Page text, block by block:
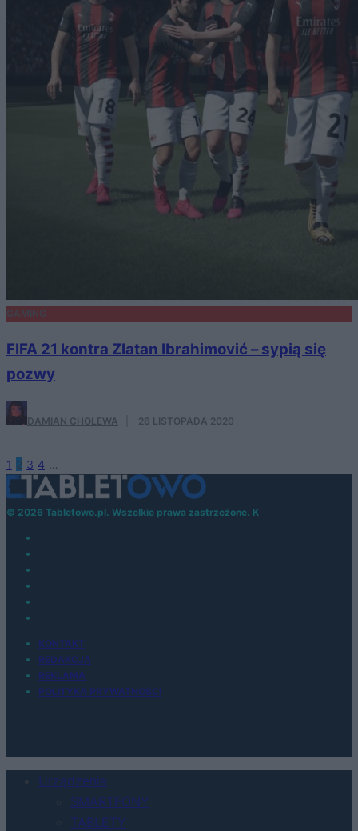
FIFA 21 kontra Zlatan Ibrahimović – sypią się
pozwy
DAMIAN CHOLEWA 26 LISTOPADA 2020
1 2 3 4 …
© 2026 Tabletowo.pl. Wszelkie prawa zastrzeżone. K
KONTAKT
REDAKCJA
REKLAMA
POLITYKA PRYWATNOŚCI
Urządzenia
SMARTFONY
TABLETY